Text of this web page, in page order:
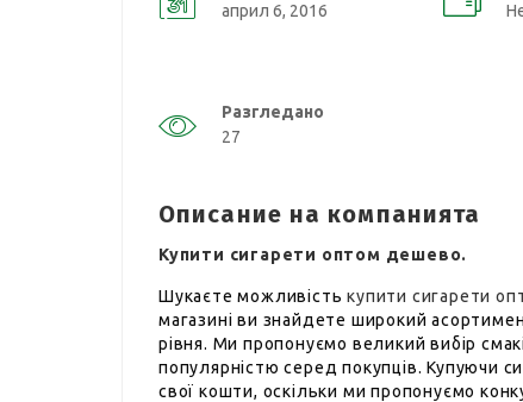
април 6, 2016
Разгледано
27
Описание на компанията
Купити сигарети оптом дешево.
Шукаєте можливістькупити сигарети
магазині ви знайдете широкий
рівня. Ми пропонуємо великий вибір
популярністю серед покупців. Купуючи
свої кошти, оскільки ми пропонуємо